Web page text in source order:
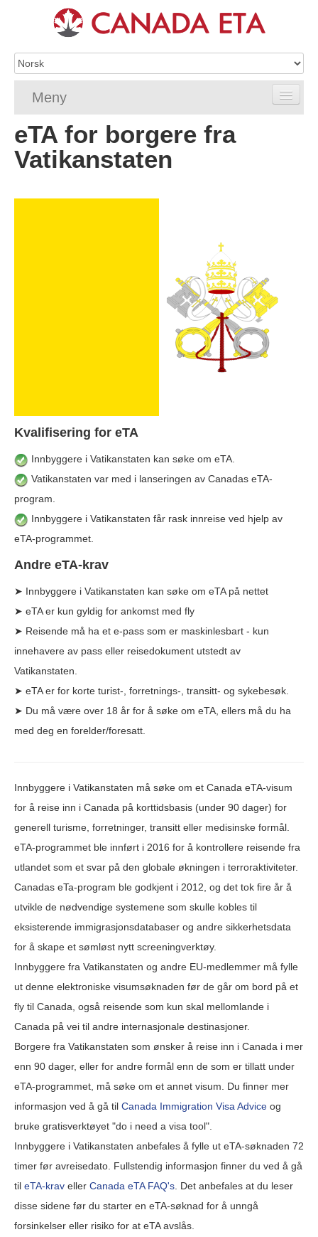
Meny
Home
eTA-søknad
eTA for borgere fra
Vatikanstaten
Kvalifisering for eTA
Innbyggere i Vatikanstaten kan søke om eTA.
Vatikanstaten var med i lanseringen av Canadas eTA-
program.
Innbyggere i Vatikanstaten får rask innreise ved hjelp av
eTA-programmet.
Andre eTA-krav
➤ Innbyggere i Vatikanstaten kan søke om eTA på nettet
➤ eTA er kun gyldig for ankomst med fly
➤ Reisende må ha et e-pass som er maskinlesbart - kun
innehavere av pass eller reisedokument utstedt av
Vatikanstaten.
➤ eTA er for korte turist-, forretnings-, transitt- og sykebesøk.
➤ Du må være over 18 år for å søke om eTA, ellers må du ha
med deg en forelder/foresatt.
Innbyggere i Vatikanstaten må søke om et Canada eTA-visum
for å reise inn i Canada på korttidsbasis (under 90 dager) for
generell turisme, forretninger, transitt eller medisinske formål.
eTA-programmet ble innført i 2016 for å kontrollere reisende fra
utlandet som et svar på den globale økningen i terroraktiviteter.
Canadas eTa-program ble godkjent i 2012, og det tok fire år å
utvikle de nødvendige systemene som skulle kobles til
eksisterende immigrasjonsdatabaser og andre sikkerhetsdata
for å skape et sømløst nytt screeningverktøy.
Innbyggere fra Vatikanstaten og andre EU-medlemmer må fylle
ut denne elektroniske visumsøknaden før de går om bord på et
fly til Canada, også reisende som kun skal mellomlande i
Canada på vei til andre internasjonale destinasjoner.
Borgere fra Vatikanstaten som ønsker å reise inn i Canada i mer
enn 90 dager, eller for andre formål enn de som er tillatt under
eTA-programmet, må søke om et annet visum. Du finner mer
informasjon ved å gå til Canada Immigration Visa Advice og
bruke gratisverktøyet "do i need a visa tool".
Innbyggere i Vatikanstaten anbefales å fylle ut eTA-søknaden 72
timer før avreisedato. Fullstendig informasjon finner du ved å gå
til eTA-krav eller Canada eTA FAQ's . Det anbefales at du leser
disse sidene før du starter en eTA-søknad for å unngå
forsinkelser eller risiko for at eTA avslås.